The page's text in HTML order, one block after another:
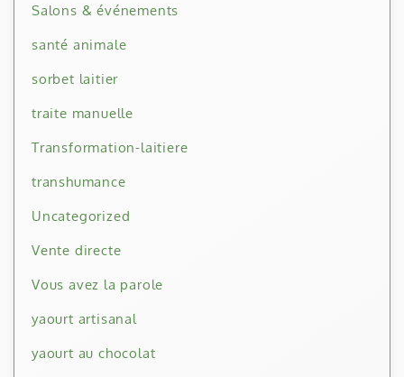
Salons & événements
santé animale
sorbet laitier
traite manuelle
Transformation-laitiere
transhumance
Uncategorized
Vente directe
Vous avez la parole
yaourt artisanal
yaourt au chocolat